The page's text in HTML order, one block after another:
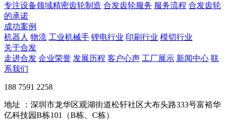
专注设备领域精密齿轮制造 合发齿轮服务 服务流程 合发齿轮
的承诺
成功案例
机器人 物流 工业机械手 锂电行业 印刷行业 模切行业
关于合发
走进合发 企业荣誉 发展历程 客户心声 工厂展示 新闻中心 联
系我们
188 7591 2258
地址 ：深圳市龙华区观湖街道松轩社区大布头路333号富裕华
亿科技园B栋101（B栋、C栋）